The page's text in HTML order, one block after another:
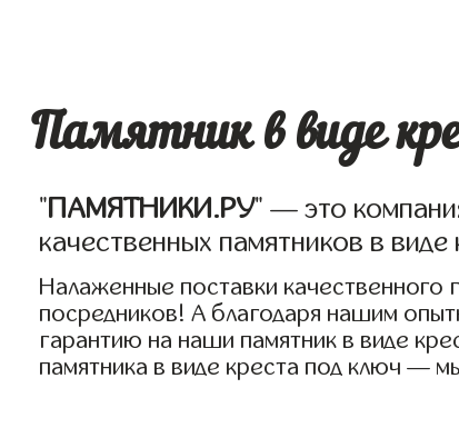
Памятник в виде
"ПАМЯТНИКИ.РУ" — это
качественных памятников в
Налаженные поставки качественного
посредников! А благодаря нашим
гарантию на наши памятник в виде
памятника в виде креста под ключ —